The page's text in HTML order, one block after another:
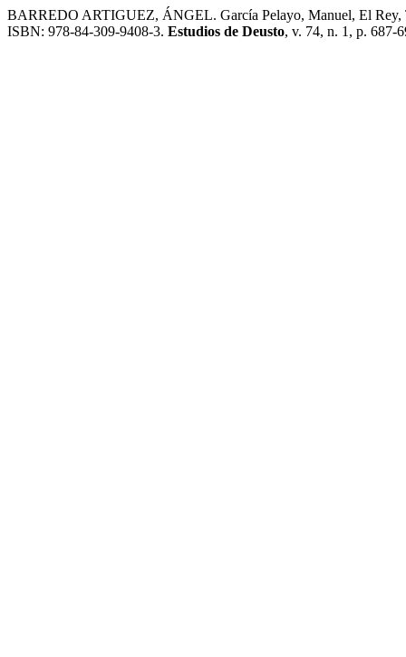
BARREDO ARTIGUEZ, ÁNGEL. García Pelayo, Manuel, El Rey,
ISBN: 978-84-309-9408-3. Estudios de Deusto, v. 74, n. 1, p. 687-